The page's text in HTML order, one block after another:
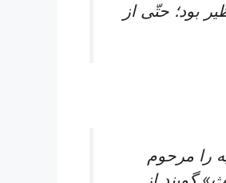
بود؛ حتّی‌ از
را مرحوم‌